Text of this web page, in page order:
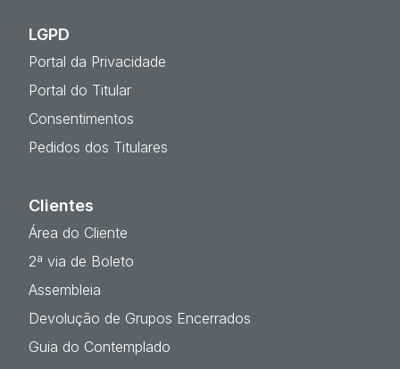
LGPD
Portal da Privacidade
Portal do Titular
Consentimentos
Pedidos dos Titulares
Clientes
Área do Cliente
2ª via de Boleto
Assembleia
Devolução de Grupos Encerrados
Guia do Contemplado